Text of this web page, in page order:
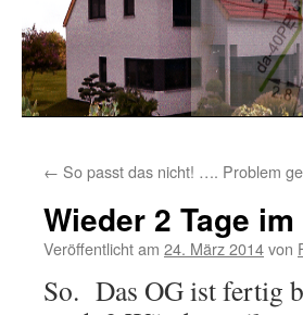
← So passt das nicht! …. Problem
Wieder 2 Tage
Veröffentlicht am 24. März 2014von
So. Das OG ist fertig